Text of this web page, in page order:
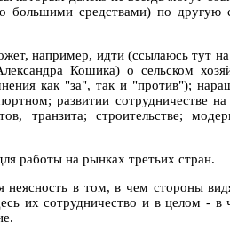
большими средствами) по другую
например, идти (ссылаюсь тут
Кошика) о сельском
как "за", так и "против");
развитии сотрудничестве
транзита; строительстве;
работы на рынках третьих стран.
неясность в том, в чем стороны
их сотрудничество и в целом - в